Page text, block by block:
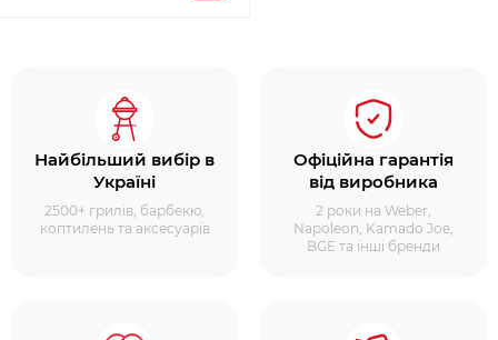
Найбільший вибір в
Україні
2500+ грилів, барбекю,
коптилень та аксесуарів
Офіційна гарантія
від виробника
2 роки на Weber,
Napoleon, Kamado Joe,
BGE та інші бренди